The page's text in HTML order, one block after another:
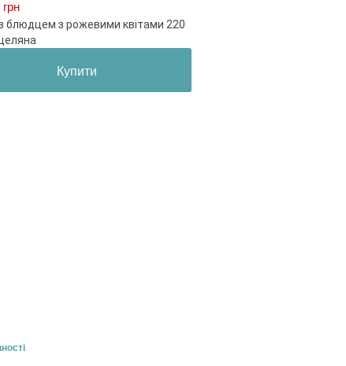
грн
блюдцем з рожевими квітами 220
Купити